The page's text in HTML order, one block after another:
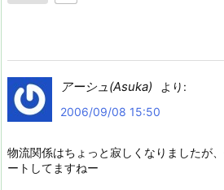
アーシュ(Asuka)
より:
2006/09/08 15:50
物流関係はちょっと寂しくなりましたが
ートしてますねー